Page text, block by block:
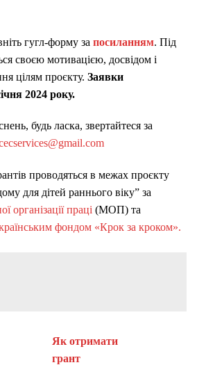
гугл-форму за посиланням. Під
своєю мотивацією, досвідом і
цілям проєкту. Заявки
2024 року.
будь ласка, звертайтеся за
проводяться в межах проєкту
для дітей раннього віку” за
організації праці (МОП) та
фондом «Крок за кроком».
Як отримати